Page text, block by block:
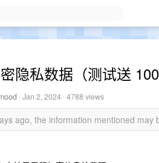
隐私数据（测试送 100
·Jan 2, 2024 · 4788 views
ago, the information mentioned may